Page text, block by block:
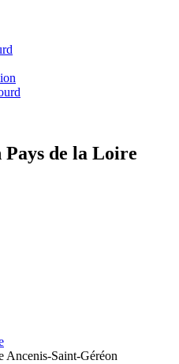
de la Loire
Ancenis-Saint-Géréon